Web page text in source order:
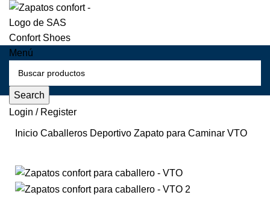
Menú
Search
Login / Register
Inicio Caballeros Deportivo Zapato para Caminar VTO